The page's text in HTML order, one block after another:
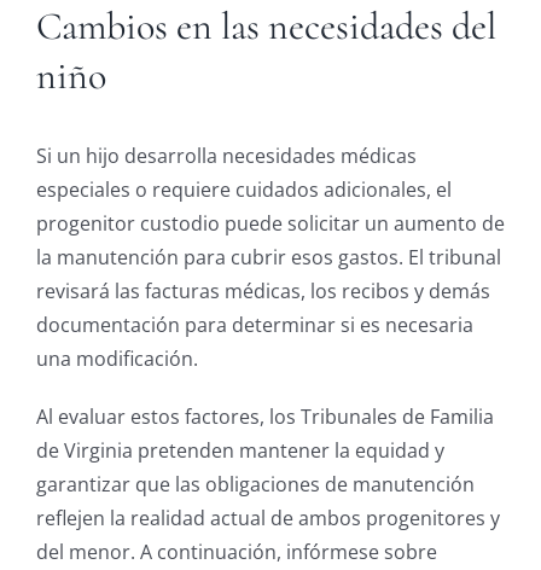
Cambios en las necesidades del
niño
Si un hijo desarrolla necesidades médicas
especiales o requiere cuidados adicionales, el
progenitor custodio puede solicitar un aumento de
la manutención para cubrir esos gastos. El tribunal
revisará las facturas médicas, los recibos y demás
documentación para determinar si es necesaria
una modificación.
Al evaluar estos factores, los Tribunales de Familia
de Virginia pretenden mantener la equidad y
garantizar que las obligaciones de manutención
reflejen la realidad actual de ambos progenitores y
del menor. A continuación, infórmese sobre